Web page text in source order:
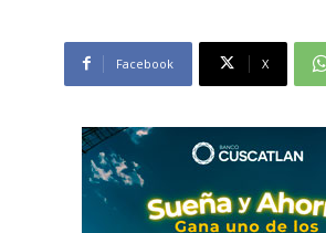
Facebook X